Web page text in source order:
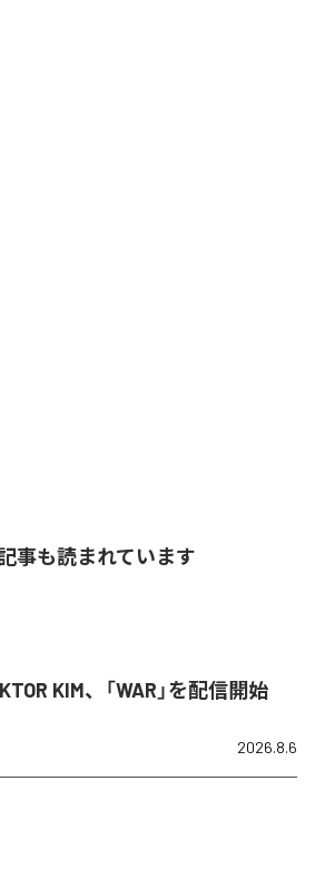
事も読まれています
KIM、「WAR」を配信開始
2026.8.6